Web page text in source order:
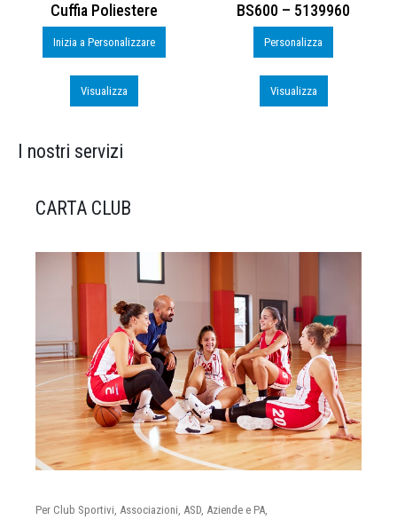
Cuffia Poliestere
Inizia a Personalizzare
Visualizza
BS600 – 5139960
Personalizza
Visualizza
I nostri servizi
CARTA CLUB
Per Club Sportivi, Associazioni, ASD, Aziende e PA,